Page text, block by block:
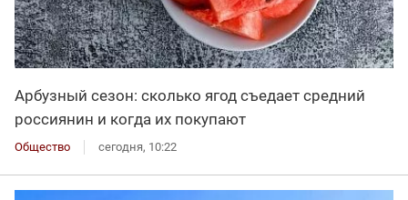
Арбузный сезон: сколько ягод съедает средний
россиянин и когда их покупают
Общество сегодня, 10:22